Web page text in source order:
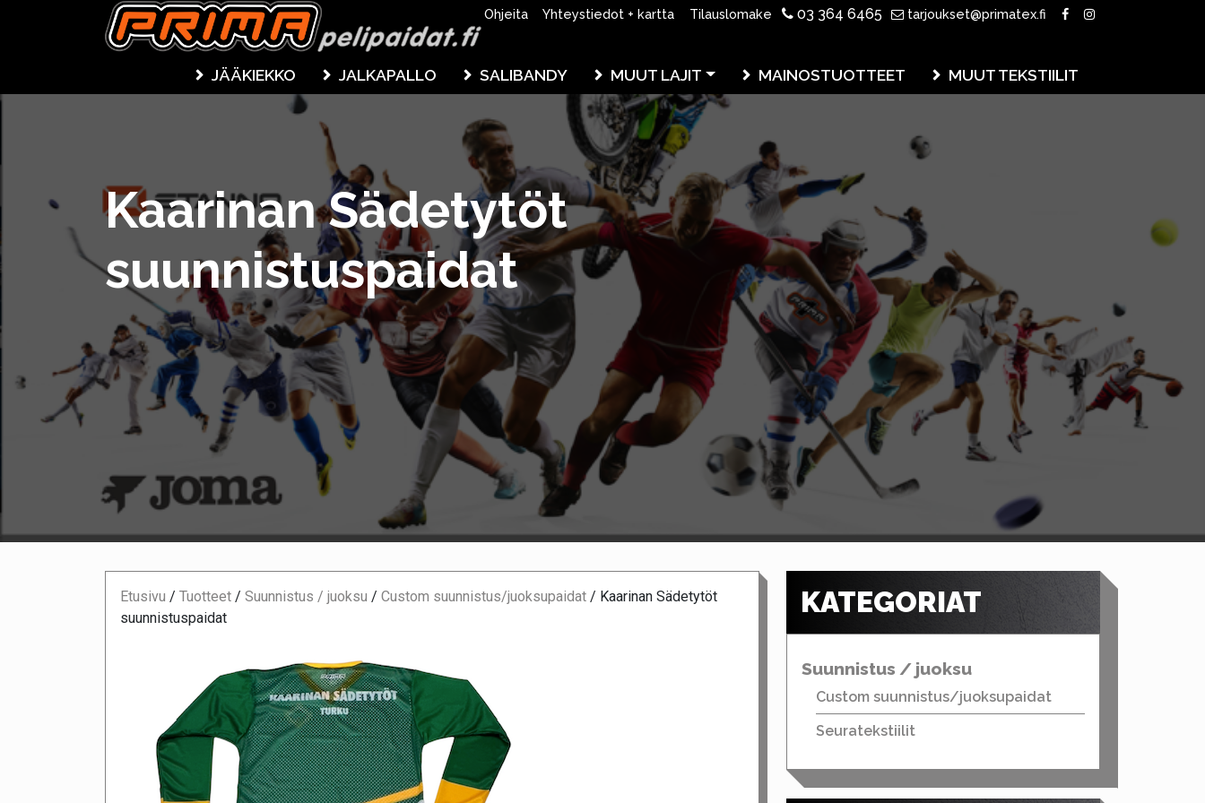
Ohjeita Yhteystiedot + kartta Tilauslomake 03 364 6465 tarjoukset@primatex.fi
JÄÄKIEKKO JALKAPALLO SALIBANDY MUUT LAJIT MAINOSTUOTTEET MUUT TEKSTIILIT
Kaarinan Sädetytöt
suunnistuspaidat
Etusivu / Tuotteet / Suunnistus / juoksu / Custom suunnistus/juoksupaidat / Kaarinan Sädetytöt
suunnistuspaidat
KATEGORIAT
Suunnistus / juoksu
Custom suunnistus/juoksupaidat
Seuratekstiilit